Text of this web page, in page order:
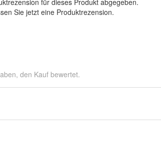
für dieses Produkt abgegeben.
Sie jetzt eine Produktrezension.
den Kauf bewertet.